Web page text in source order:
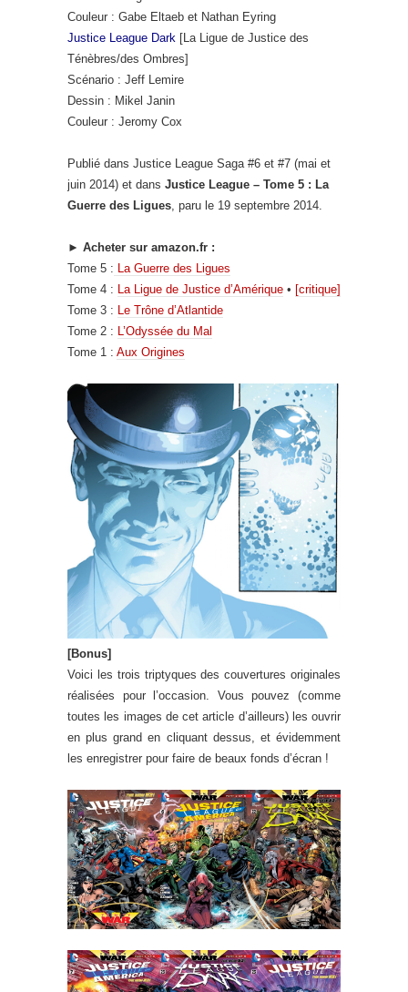
Couleur : Gabe Eltaeb et Nathan Eyring
Justice League Dark [La Ligue de Justice des
Ténèbres/des Ombres]
Scénario : Jeff Lemire
Dessin : Mikel Janin
Couleur : Jeromy Cox
Publié dans Justice League Saga #6 et #7 (mai et
juin 2014) et dans Justice League – Tome 5 : La
Guerre des Ligues , paru le 19 septembre 2014.
► Acheter sur amazon.fr :
Tome 5 : La Guerre des Ligues
Tome 4 :
La Ligue de Justice d’Amérique • [critique]
Tome 3 :
Le Trône d’Atlantide
Tome 2 :
L’Odyssée du Mal
Tome 1 : Aux Origines
[Bonus]
Voici les trois triptyques des couvertures originales
réalisées pour l’occasion. Vous pouvez (comme
toutes les images de cet article d’ailleurs) les ouvrir
en plus grand en cliquant dessus, et évidemment
les enregistrer pour faire de beaux fonds d’écran !